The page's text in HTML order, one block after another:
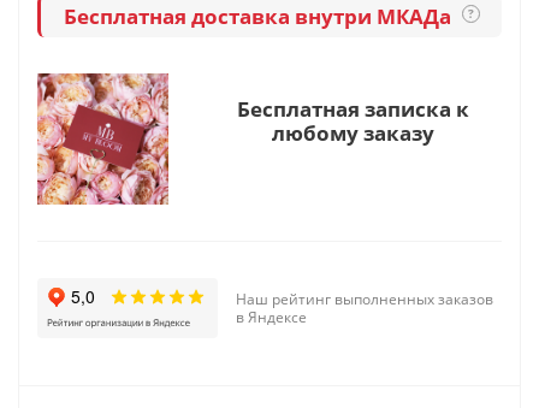
Бесплатная доставка внутри МКАДа ?
Бесплатная записка к
любому заказу
Наш рейтинг выполненных заказов
в Яндексе